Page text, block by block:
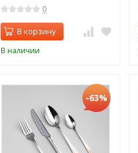
0
В корзину
В наличии
-63%